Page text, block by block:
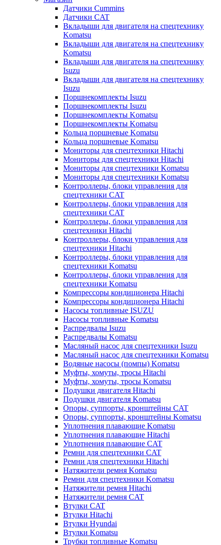
Датчики Cummins
Датчики CAT
Вкладыши для двигателя на спецтехнику
Komatsu
Вкладыши для двигателя на спецтехнику
Komatsu
Вкладыши для двигателя на спецтехнику
Isuzu
Вкладыши для двигателя на спецтехнику
Isuzu
Поршнекомплекты Isuzu
Поршнекомплекты Isuzu
Поршнекомплекты Komatsu
Поршнекомплекты Komatsu
Кольца поршневые Komatsu
Кольца поршневые Komatsu
Мониторы для спецтехники Hitachi
Мониторы для спецтехники Hitachi
Мониторы для спецтехники Komatsu
Мониторы для спецтехники Komatsu
Контроллеры, блоки управления для
спецтехники CAT
Контроллеры, блоки управления для
спецтехники CAT
Контроллеры, блоки управления для
спецтехники Hitachi
Контроллеры, блоки управления для
спецтехники Hitachi
Контроллеры, блоки управления для
спецтехники Komatsu
Контроллеры, блоки управления для
спецтехники Komatsu
Компрессоры кондиционера Hitachi
Компрессоры кондиционера Hitachi
Насосы топливные ISUZU
Насосы топливные Komatsu
Распредвалы Isuzu
Распредвалы Komatsu
Масляный насос для спецтехники Isuzu
Масляный насос для спецтехники Komatsu
Водяные насосы (помпы) Komatsu
Муфты, хомуты, тросы Hitachi
Муфты, хомуты, тросы Komatsu
Подушки двигателя Hitachi
Подушки двигателя Komatsu
Опоры, суппорты, кронштейны CAT
Опоры, суппорты, кронштейны Komatsu
Уплотнения плавающие Komatsu
Уплотнения плавающие Hitachi
Уплотнения плавающие CAT
Ремни для спецтехники CAT
Ремни для спецтехники Hitachi
Натяжители ремня Komatsu
Ремни для спецтехники Komatsu
Натяжители ремня Hitachi
Натяжители ремня CAT
Втулки CAT
Втулки Hitachi
Втулки Hyundai
Втулки Komatsu
Трубки топливные Komatsu